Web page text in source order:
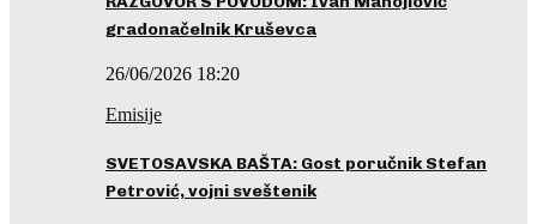
gradonačelnik Kruševca
26/06/2026 18:20
Emisije
SVETOSAVSKA BAŠTA: Gost poručnik Stefan
Petrović, vojni sveštenik